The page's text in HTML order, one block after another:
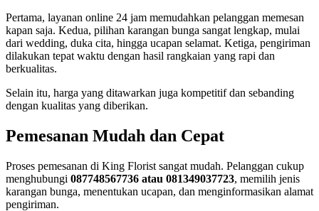
Pertama, layanan online 24 jam memudahkan pelanggan memesan
kapan saja. Kedua, pilihan karangan bunga sangat lengkap, mulai
dari wedding, duka cita, hingga ucapan selamat. Ketiga, pengiriman
dilakukan tepat waktu dengan hasil rangkaian yang rapi dan
berkualitas.
Selain itu, harga yang ditawarkan juga kompetitif dan sebanding
dengan kualitas yang diberikan.
Pemesanan Mudah dan Cepat
Proses pemesanan di King Florist sangat mudah. Pelanggan cukup
menghubungi 087748567736 atau 081349037723, memilih jenis
karangan bunga, menentukan ucapan, dan menginformasikan alamat
pengiriman.